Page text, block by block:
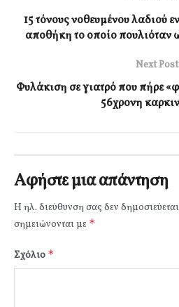
15 τόνους νοθευμένου λαδιού
αποθήκη το οποίο πουλιόταν
Next Post
Φυλάκιση σε γιατρό που πήρε
56χρονη
Αφήστε μια απάντηση
Η ηλ. διεύθυνση σας δεν
σημειώνονται με *
Σχόλιο *